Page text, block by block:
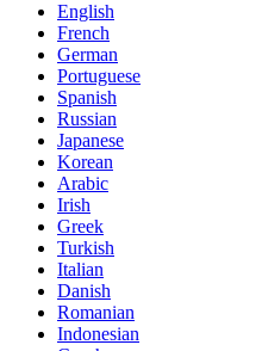
English
French
German
Portuguese
Spanish
Russian
Japanese
Korean
Arabic
Irish
Greek
Turkish
Italian
Danish
Romanian
Indonesian